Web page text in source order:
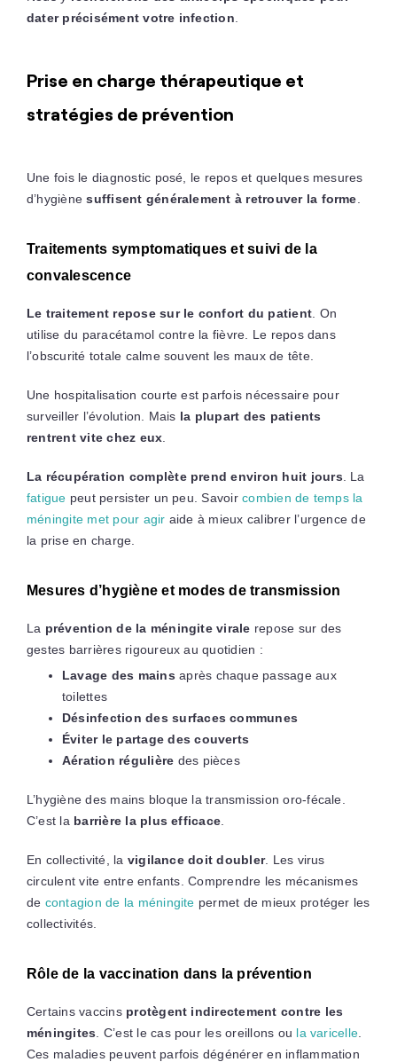
dater précisément votre infection
Prise en charge thérapeutique et
stratégies de prévention
Une fois le diagnostic posé, le repos et quelques mesures
d’hygiènesuffisent généralement à retrouver la forme
Traitements symptomatiques et suivi de la
convalescence
Le traitement repose sur le confort du patient . On
utilise du paracétamol contre la fièvre. Le repos dans
l’obscurité totale calme souvent les maux de tête.
Une hospitalisation courte est parfois nécessaire pour
surveiller l’évolution. Mais la plupart des patients
rentrent vite chez eux
La récupération complète prend environ huit jours . La
fatigue peut persister un peu. Savoircombien de temps la
méningite met pour agir aide à mieux calibrer l’urgence de
la prise en charge.
Mesures d’hygiène et modes de transmission
La prévention de la méningite virale repose sur des
gestes barrières rigoureux au quotidien :
Lavage des mains après chaque passage aux
toilettes
Désinfection des surfaces communes
Éviter le partage des couverts
Aération régulière des pièces
L’hygiène des mains bloque la transmission oro-fécale.
C’est la barrière la plus efficace
En collectivité, la vigilance doit doubler. Les virus
circulent vite entre enfants. Comprendre les mécanismes
de contagion de la méningite permet de mieux protéger les
collectivités.
Rôle de la vaccination dans la prévention
Certains vaccins protègent indirectement contre les
méningites . C’est le cas pour les oreillons ou la varicelle
Ces maladies peuvent parfois dégénérer en inflammation